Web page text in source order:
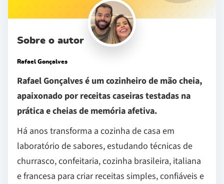
Sobre o autor
Rafael Gonçalves
Rafael Gonçalves é um cozinheiro de mão cheia,
apaixonado por receitas caseiras testadas na
prática e cheias de memória afetiva.
Há anos transforma a cozinha de casa em
laboratório de sabores, estudando técnicas de
churrasco, confeitaria, cozinha brasileira, italiana
e francesa para criar receitas simples, confiáveis e